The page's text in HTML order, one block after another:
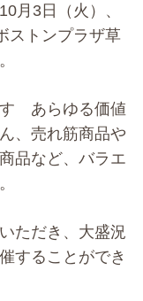
月3日（火）、
ストンプラザ草
す あらゆる価値
、売れ筋商品や
品など、バラエ
ただき、大盛況
することができ